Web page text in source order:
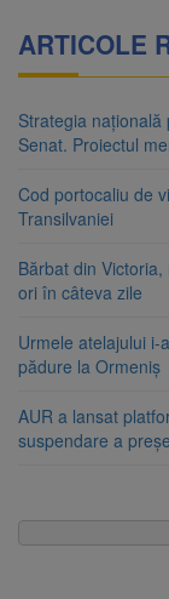
ARTICOLE
Strategia
Senat. Proiectul
Cod portocaliu de
Transilvaniei
Bărbat din
ori în câteva zile
Urmele atelajului i-
pădure la Ormeniș
AUR a lansat
suspendare a